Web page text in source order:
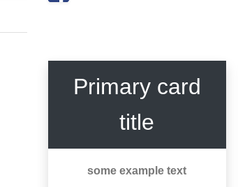
Primary card
title
some example text